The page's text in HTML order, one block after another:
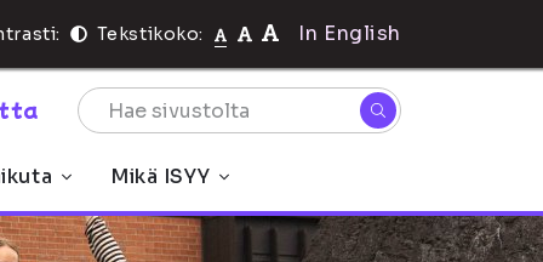
Tekstikoko: In English
Mikä ISYY